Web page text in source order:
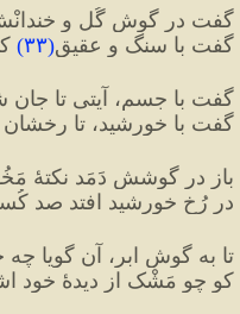
گفت در گوشِ گُل و
گفت با سنگ و عقیقِ(۳۳)
گفت با جسم، آیتی تا جان
گفت با خورشید، تا
باز در گوشش دَمَد نکتهٔ
در رُخِ خورشید افتد صد
تا به گوشِ ابر، آن گویا چه
کو چو مَشْک از دیدهٔ خود